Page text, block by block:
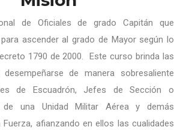
de Oficiales de grado Capitán que
ascender al grado de Mayor según lo
1790 de 2000.
Este curso brinda las
desempeñarse de manera sobresaliente
de Escuadrón, Jefes de Sección o
de una Unidad Militar Aérea y demás
Fuerza, afianzando en ellos las cualidades